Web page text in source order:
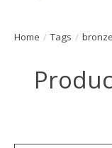
Home / Tags / bronze